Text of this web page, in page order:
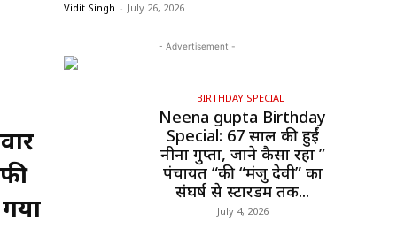
Vidit Singh - July 26, 2026
- Advertisement -
BIRTHDAY SPECIAL
Neena gupta Birthday
Special: 67 साल की हुईं
नीना गुप्ता, जाने कैसा रहा ”
पंचायत “की “मंजु देवी” का
संघर्ष से स्टारडम तक...
July 4, 2026